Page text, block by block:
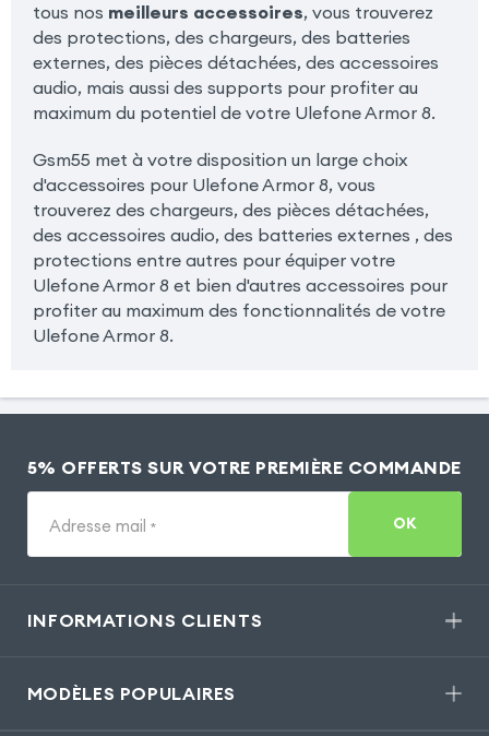
tous nos meilleurs accessoires, vous trouverez
des protections, des chargeurs, des batteries
externes, des pièces détachées, des accessoires
audio, mais aussi des supports pour profiter au
maximum du potentiel de votre Ulefone Armor 8.
Gsm55 met à votre disposition un large choix
d'accessoires pour Ulefone Armor 8, vous
trouverez des chargeurs, des pièces détachées,
des accessoires audio, des batteries externes , des
protections entre autres pour équiper votre
Ulefone Armor 8 et bien d'autres accessoires pour
profiter au maximum des fonctionnalités de votre
Ulefone Armor 8.
5% OFFERTS SUR VOTRE PREMIÈRE COMMANDE
Adresse mail * OK
INFORMATIONS CLIENTS
MODÈLES POPULAIRES